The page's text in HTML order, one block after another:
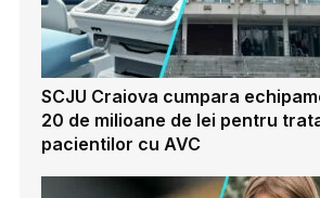
SCJU Craiova cumpara
20 de milioane de lei pentru
pacientilor cu AVC